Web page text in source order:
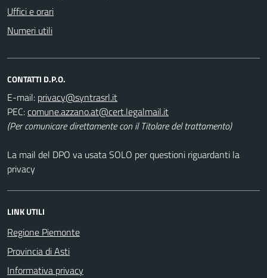
Uffici e orari
Numeri utili
CONTATTI D.P.O.
E-mail:
PEC:
(Per comunicare direttamente con il Titolare del trattamento)
La mail del DPO va usata SOLO per questioni riguardanti la
privacy
LINK UTILI
Regione Piemonte
Provincia di Asti
Informativa privacy